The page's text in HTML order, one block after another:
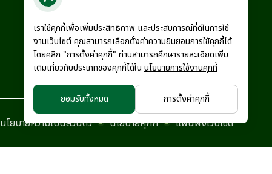
นโยบายความเป็นส่วนตัว นโยบายคุกกี้ แผนผังเว็บไซต์
เราใช้คุกกี้เพื่อเพิ่มประสิทธิภาพ และประสบการณ์ที่ดีในการใช้
งานเว็บไซต์ คุณสามารถเลือกตั้งค่าความยินยอมการใช้คุกกี้ได้
โดยคลิก "การตั้งค่าคุกกี้" ท่านสามารถศึกษารายละเอียดเพิ่ม
เติมเกี่ยวกับประเภทของคุกกี้ได้ใน นโยบายการใช้งานคุกกี้
ยอมรับทั้งหมด การตั้งค่าคุกกี้